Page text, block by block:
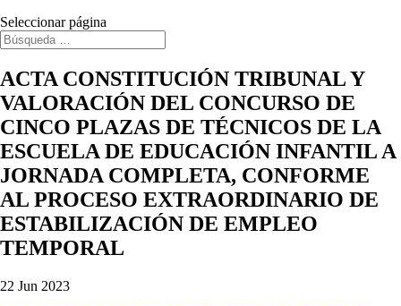
Seleccionar página
ACTA CONSTITUCIÓN TRIBUNAL Y
VALORACIÓN DEL CONCURSO DE
CINCO PLAZAS DE TÉCNICOS DE LA
ESCUELA DE EDUCACIÓN INFANTIL A
JORNADA COMPLETA, CONFORME
AL PROCESO EXTRAORDINARIO DE
ESTABILIZACIÓN DE EMPLEO
TEMPORAL
22 Jun 2023